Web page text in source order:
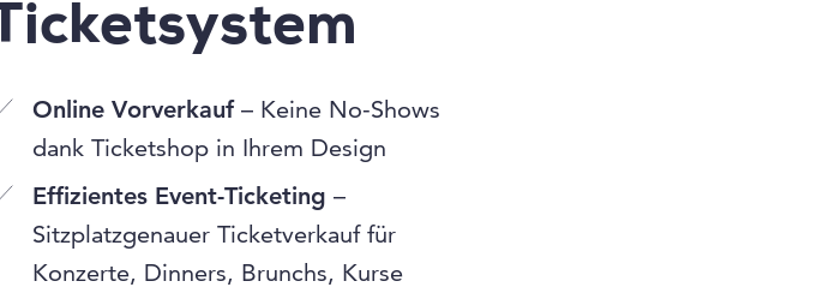
Ticketsystem
Online Vorverkauf– Keine No-Shows
dank Ticketshop in Ihrem Design
Effizientes Event-Ticketing –
Sitzplatzgenauer Ticketverkauf für
Konzerte, Dinners, Brunchs, Kurse